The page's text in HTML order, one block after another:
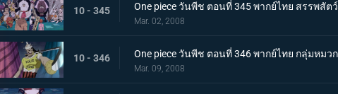
10 - 345 One piece วันพีช ตอนที่ 345 พากย์ไทย สรรพสั
Mar. 02, 2008
10 - 346 One piece วันพีช ตอนที่ 346 พากย์ไทย กลุ่มหม
Mar. 09, 2008